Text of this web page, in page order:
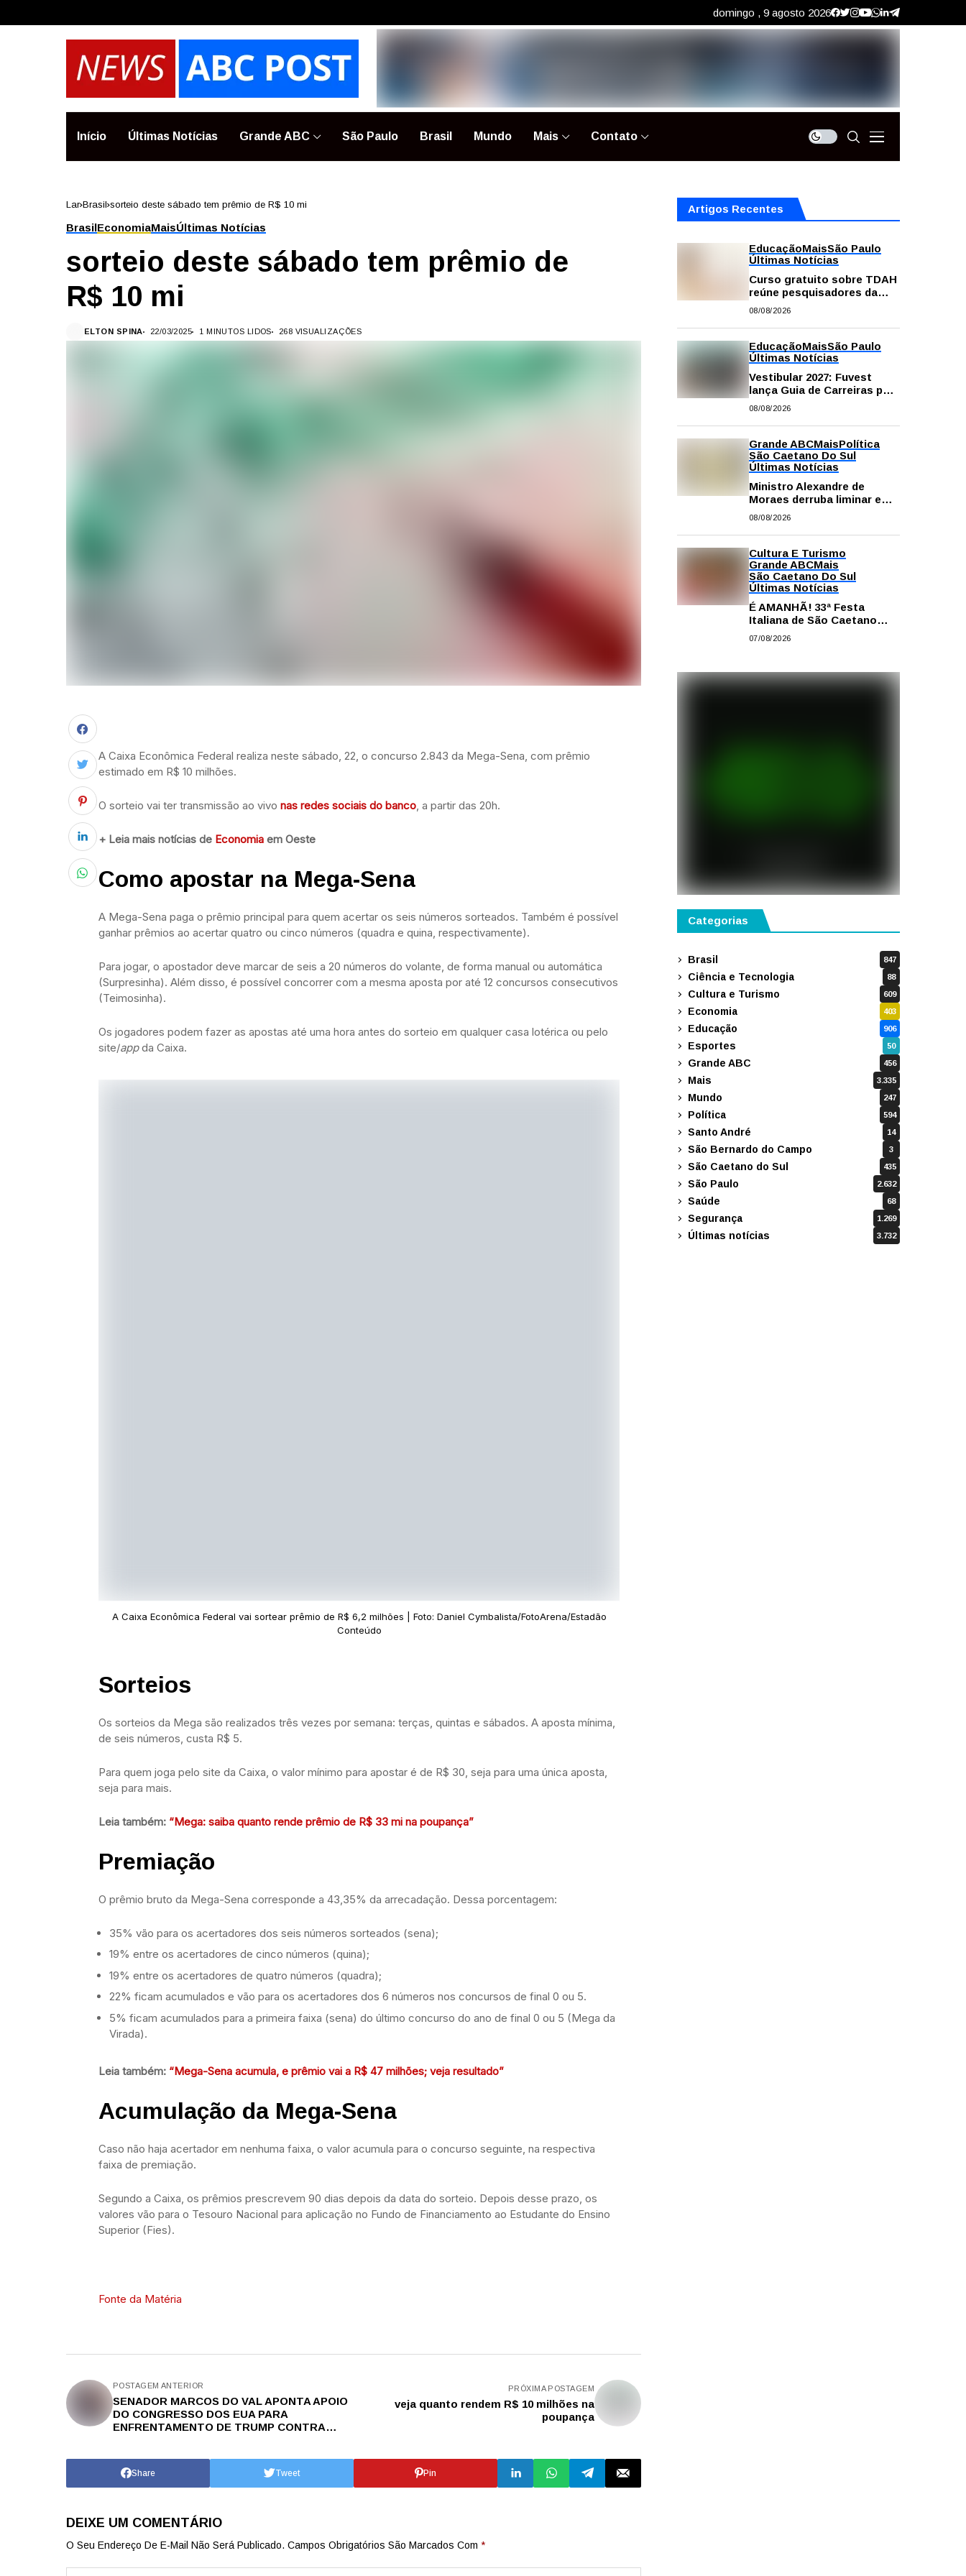
domingo , 9 agosto 2026
Início Últimas Notícias Grande ABC São Paulo Brasil Mundo Mais Contato
Lar Brasil sorteio deste sábado tem prêmio de R$ 10 mi
BrasilEconomiaMaisÚltimas Notícias
sorteio deste sábado tem prêmio de
R$ 10 mi
ELTON SPINA 22/03/2025 1 MINUTOS LIDOS 268 VISUALIZAÇÕES
A Caixa Econômica Federal realiza neste sábado, 22, o concurso 2.843 da Mega-Sena, com prêmio
estimado em R$ 10 milhões.
O sorteio vai ter transmissão ao vivo nas redes sociais do banco, a partir das 20h.
+ Leia mais notícias de Economia em Oeste
Como apostar na Mega-Sena
A Mega-Sena paga o prêmio principal para quem acertar os seis números sorteados. Também é possível
ganhar prêmios ao acertar quatro ou cinco números (quadra e quina, respectivamente).
Para jogar, o apostador deve marcar de seis a 20 números do volante, de forma manual ou automática
(Surpresinha). Além disso, é possível concorrer com a mesma aposta por até 12 concursos consecutivos
(Teimosinha).
Os jogadores podem fazer as apostas até uma hora antes do sorteio em qualquer casa lotérica ou pelo
site/appda Caixa.
A Caixa Econômica Federal vai sortear prêmio de R$ 6,2 milhões | Foto: Daniel Cymbalista/FotoArena/Estadão
Conteúdo
Sorteios​​
Os sorteios da Mega são realizados três vezes por semana: terças, quintas e sábados.​ A aposta mínima,
de seis números, custa R$ 5.
Para quem joga pelo site da Caixa, o valor mínimo para apostar é de R$ 30, seja para uma única aposta,
seja para mais.
Leia também: “Mega: saiba quanto rende prêmio de R$ 33 mi na poupança”
Premiação
O prêmio bruto da Mega-Sena corresponde a 43,35% da arrecadação. Dessa porcentagem:
35% vão para os acertadores dos seis números sorteados (sena);
19% entre os acertadores de cinco números (quina);
19% entre os acertadores de quatro números (quadra);
22% ficam acumulados e vão para os acertadores dos 6 números nos concursos de final 0 ou 5.
5% ficam acumulados para a primeira faixa (sena) do último concurso do ano de final 0 ou 5 (Mega da
Virada).
Leia também: “Mega-Sena acumula, e prêmio vai a R$ 47 milhões; veja resultado”
Acumulação da Mega-Sena
Caso não haja acertador em nenhuma faixa, o valor acumula para o concurso seguinte, na respectiva
faixa de premiação.
Segundo a Caixa, os prêmios prescrevem 90 dias depois da data do sorteio. Depois desse prazo, os
valores vão para o Tesouro Nacional para aplicação no Fundo de Financiamento ao Estudante do Ensino
Superior (Fies).
Fonte da Matéria
POSTAGEM ANTERIOR
SENADOR MARCOS DO VAL APONTA APOIO
DO CONGRESSO DOS EUA PARA
ENFRENTAMENTO DE TRUMP CONTRA
PRÓXIMA POSTAGEM
veja quanto rendem R$ 10 milhões na
poupança
Share Tweet Pin
DEIXE UM COMENTÁRIO
O Seu Endereço De E-Mail Não Será Publicado. Campos Obrigatórios São Marcados Com *
Artigos Recentes
EducaçãoMaisSão Paulo
Últimas Notícias
Curso gratuito sobre TDAH
reúne pesquisadores da
USP; veja como se
08/08/2026
EducaçãoMaisSão Paulo
Últimas Notícias
Vestibular 2027: Fuvest
lança Guia de Carreiras para
auxiliar candidatos na
08/08/2026
Grande ABCMaisPolítica
São Caetano Do Sul
Últimas Notícias
Ministro Alexandre de
Moraes derruba liminar e
restabelece andamento de
contra vereador Matheus
Gianello
08/08/2026
Cultura E Turismo
Grande ABCMais
São Caetano Do Sul
Últimas Notícias
É AMANHÃ! 33ª Festa
Italiana de São Caetano
começa neste sábado com
07/08/2026
Categorias
Brasil 847
Ciência e Tecnologia 88
Cultura e Turismo 609
Economia 403
Educação 906
Esportes 50
Grande ABC 456
Mais 3.335
Mundo 247
Política 594
Santo André 14
São Bernardo do Campo 3
São Caetano do Sul 435
São Paulo 2.632
Saúde 68
Segurança 1.269
Últimas notícias 3.732